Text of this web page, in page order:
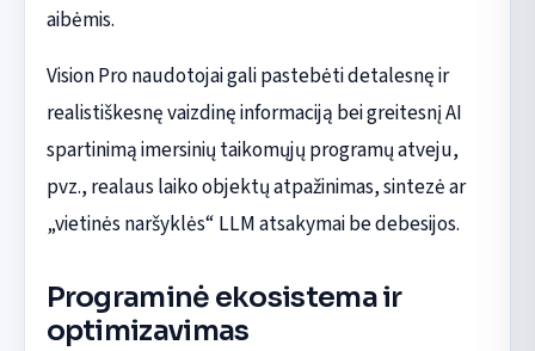
aibėmis.
Vision Pro naudotojai gali pastebėti detalesnę ir
realistiškesnę vaizdinę informaciją bei greitesnį AI
spartinimą imersinių taikomųjų programų atveju,
pvz., realaus laiko objektų atpažinimas, sintezė ar
„vietinės naršyklės“ LLM atsakymai be debesijos.
Programinė ekosistema ir
optimizavimas